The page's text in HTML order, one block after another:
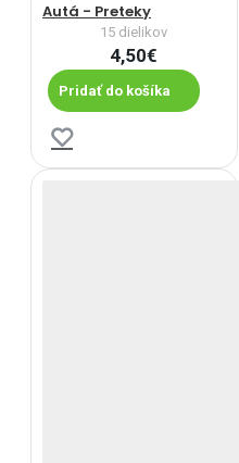
Autá - Preteky
15 dielikov
4,50€
Pridať do košíka